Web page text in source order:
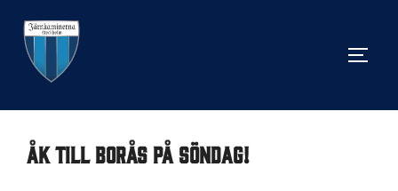
innehåll
Åk till Borås på söndag!